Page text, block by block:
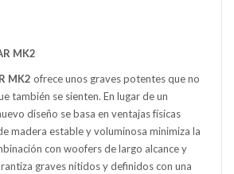
MK2
MK2 ofrece unos graves potentes que no
también se sienten. En lugar de un
diseño se basa en ventajas físicas
madera estable y voluminosa minimiza la
con woofers de largo alcance y
graves nítidos y definidos con una